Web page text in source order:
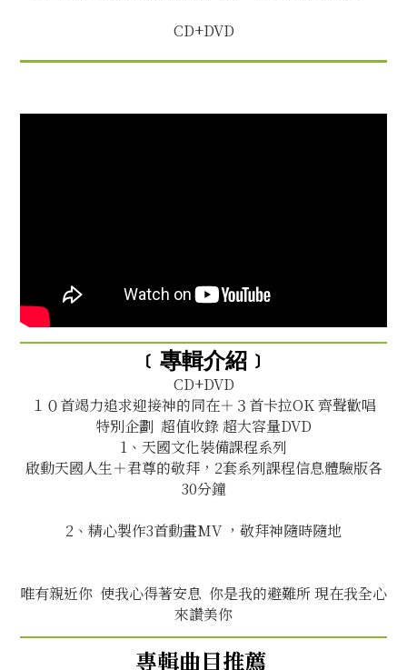
CD+DVD
﹝專輯介紹﹞
CD+DVD
１０首竭力追求迎接神的同在＋３首卡拉OK 齊聲歡唱
特別企劃 超值收錄 超大容量DVD
1、天國文化裝備課程系列
啟動天國人生＋君尊的敬拜，2套系列課程信息體驗版各
30分鐘
2、精心製作3首動畫MV ，敬拜神隨時隨地
唯有親近你 使我心得著安息 你是我的避難所 現在我全心
來讚美你
專輯曲目推薦